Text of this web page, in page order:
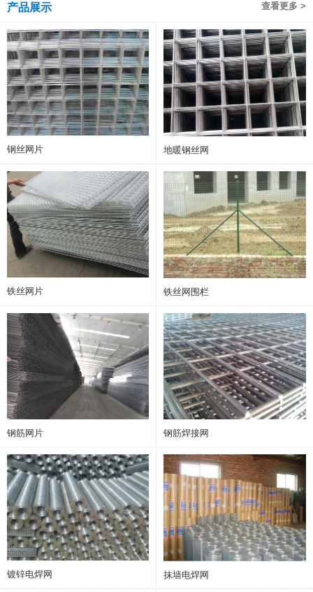
查看更多 >
产品展示
钢丝网片 地暖钢丝网
铁丝网片 铁丝网围栏
钢筋网片 钢筋焊接网
镀锌电焊网 抹墙电焊网